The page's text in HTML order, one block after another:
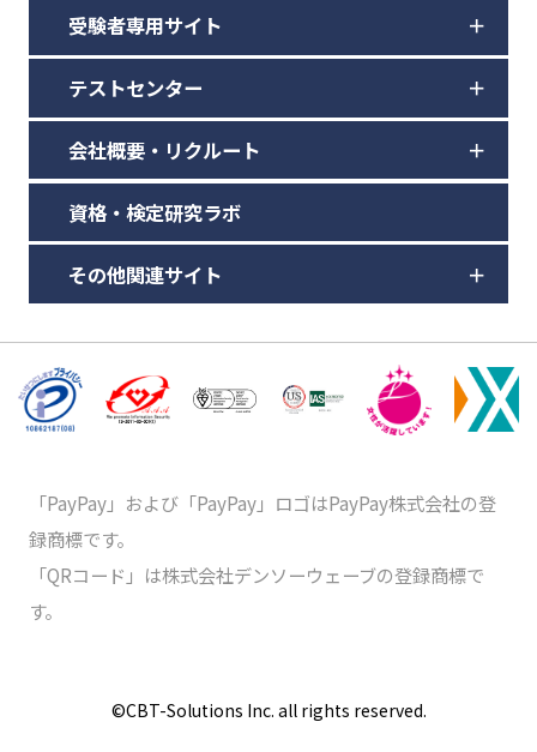
受験者専用サイト
テストセンター
会社概要・リクルート
資格・検定研究ラボ
その他関連サイト
「PayPay」および「PayPay」ロゴはPayPay株式会社の登
録商標です。
「QRコード」は株式会社デンソーウェーブの登録商標で
す。
©️CBT-Solutions Inc. all rights reserved.